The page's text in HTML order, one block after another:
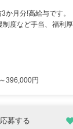
か月分!高給与です。
度など手当、福利
396,000円
募する